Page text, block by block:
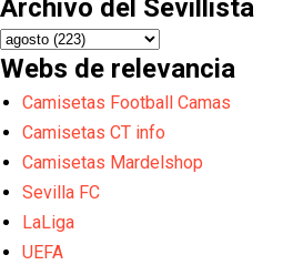
Archivo del Sevillista
Webs de relevancia
Camisetas Football Camas
Camisetas CT info
Camisetas Mardelshop
Sevilla FC
LaLiga
UEFA